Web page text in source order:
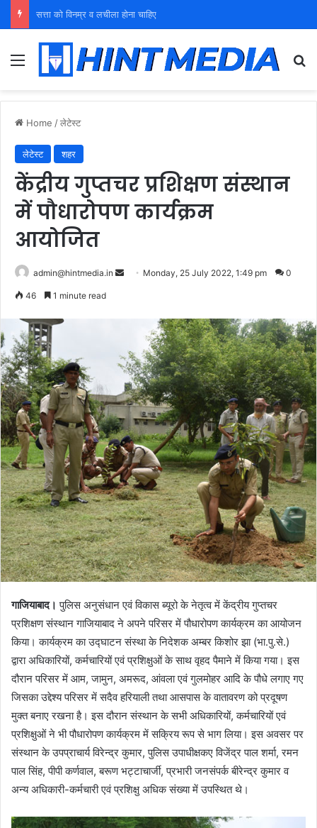
युवा शक्ति को पहचाने बूढ़ा नेतृत्व
Menu
Home /लेटेस्ट
लेटेस्ट शहर
केंद्रीय गुप्तचर प्रशिक्षण संस्थान
में पौधारोपण कार्यक्रम
आयोजित
admin@hintmedia.in
Send Monday, 25 July 2022, 1:49 pm 0
46 1 minute read
गाजियाबाद। पुलिस अनुसंधान एवं विकास ब्यूरो के नेतृत्व में केंद्रीय गुप्तचर
प्रशिक्षण संस्थान गाजियाबाद ने अपने परिसर में पौधारोपण कार्यक्रम का आयोजन
किया। कार्यक्रम का उद्घाटन संस्था के निदेशक अम्बर किशोर झा (भा.पु.से.)
द्वारा अधिकारियों, कर्मचारियों एवं प्रशिक्षुओं के साथ वृहद पैमाने में किया गया। इस
दौरान परिसर में आम, जामुन, अमरूद, आंवला एवं गुलमोहर आदि के पौधे लगाए गए
जिसका उद्देश्य परिसर में सदैव हरियाली तथा आसपास के वातावरण को प्रदूषण
मुक्त बनाए रखना है। इस दौरान संस्थान के सभी अधिकारियों, कर्मचारियों एवं
प्रशिक्षुओं ने भी पौधारोपण कार्यक्रम में सक्रिय रूप से भाग लिया। इस अवसर पर
संस्थान के उपप्राचार्य विरेन्द्र कुमार, पुलिस उपाधीक्षकए विजेंद्र पाल शर्मा, रमन
पाल सिंह, पीपी कर्णवाल, बरूण भट्टाचार्जी, प्रभारी जनसंपर्क बीरेन्द्र कुमार व
अन्य अधिकारी-कर्मचारी एवं प्रशिक्षु अधिक संख्या में उपस्थित थे।